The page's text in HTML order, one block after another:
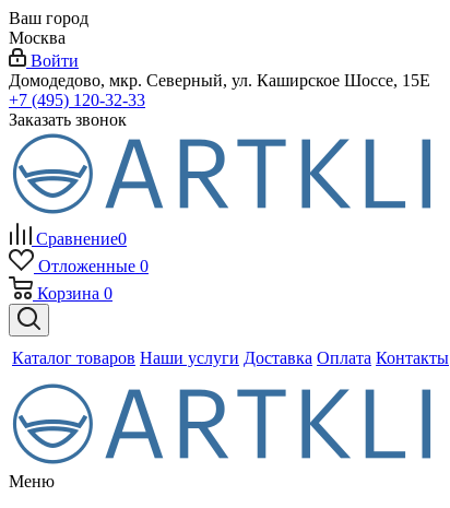
Ваш город
Москва
Войти
Домодедово, мкр. Северный, ул. Каширское Шоссе, 15Е
+7 (495) 120-32-33
Заказать звонок
Сравнение0
Отложенные 0
Корзина 0
Каталог товаров Наши услуги Доставка Оплата Контакты
Меню